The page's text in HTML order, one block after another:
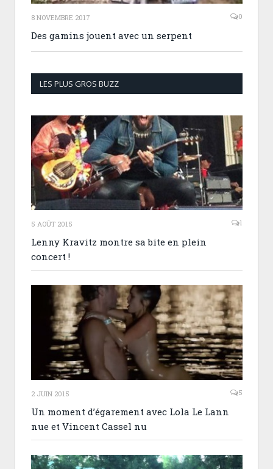
8 NOVEMBRE 2017 0
Des gamins jouent avec un serpent
LES PLUS GROS BUZZ
5 AOÛT 2015 1
Lenny Kravitz montre sa bite en plein
concert !
2 JUIN 2015 5
Un moment d’égarement avec Lola Le Lann
nue et Vincent Cassel nu